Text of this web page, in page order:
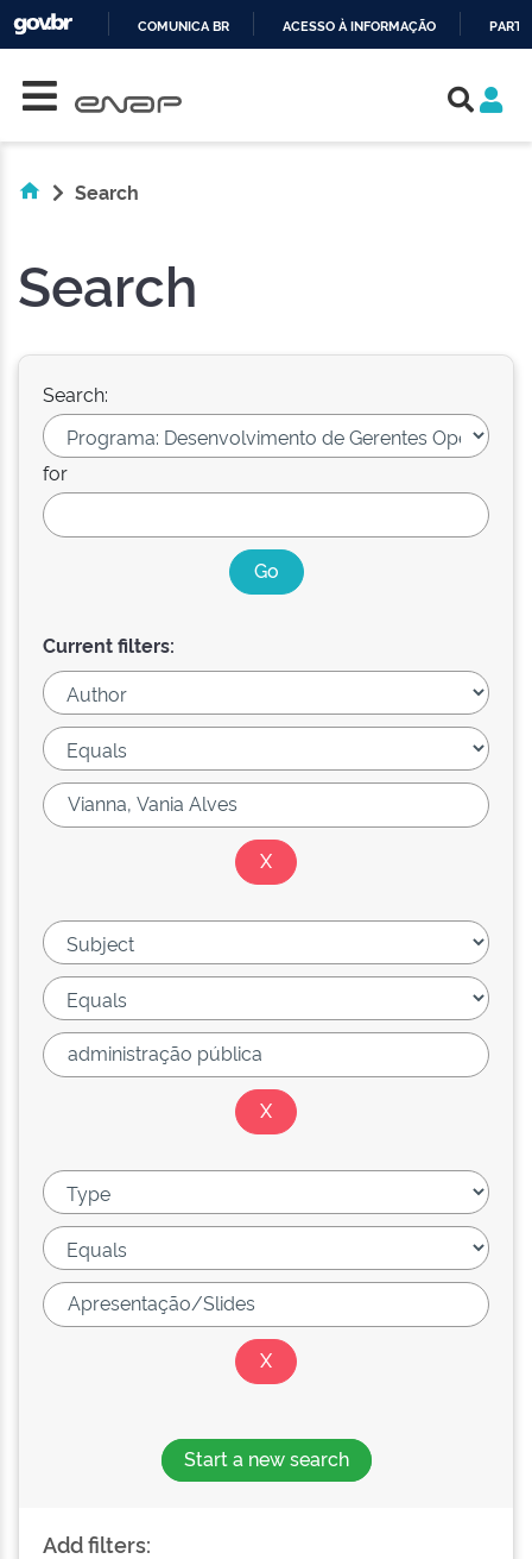
COMUNICA BR ACESSO À INFORMAÇÃO
Search
Search
Search:
for
Current filters:
Start a new search
Add filters: